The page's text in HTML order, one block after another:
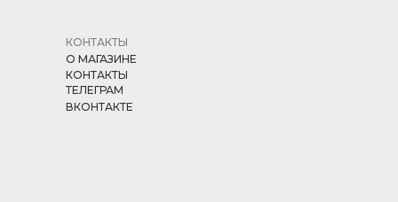
КОНТАКТЫ
О МАГАЗИНЕ
КОНТАКТЫ
ТЕЛЕГРАМ
ВКОНТАКТЕ